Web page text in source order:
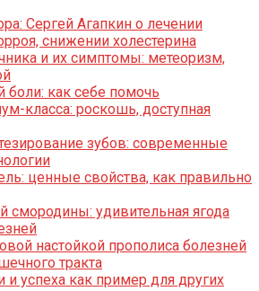
Сергей Агапкин о лечении
снижении холестерина
и их симптомы: метеоризм,
боли: как себе помочь
класса: роскошь, доступная
зубов: современные
ценные свойства, как правильно
смородины: удивительная ягода
настойкой прополиса болезней
тракта
и успеха как пример для других